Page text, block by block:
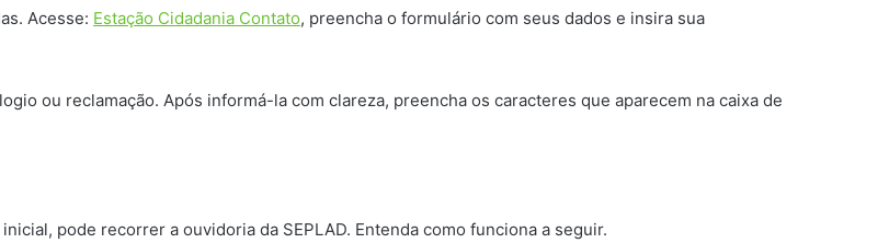
Acesse: Estação Cidadania Contato, preencha o formulário com seus dados e insira sua
ou reclamação. Após informá-la com clareza, preencha os caracteres que aparecem na caixa de
pode recorrer a ouvidoria da SEPLAD. Entenda como funciona a seguir.